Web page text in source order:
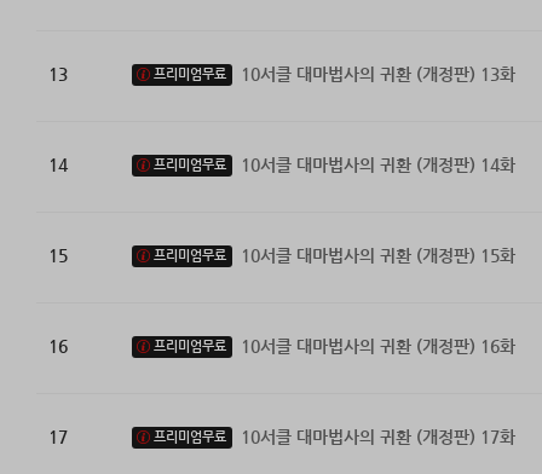
13 프리미엄무료 10서클 대마법사의 귀환 (개정판) 13화
14 프리미엄무료 10서클 대마법사의 귀환 (개정판) 14화
15 프리미엄무료 10서클 대마법사의 귀환 (개정판) 15화
16 프리미엄무료 10서클 대마법사의 귀환 (개정판) 16화
17 프리미엄무료 10서클 대마법사의 귀환 (개정판) 17화